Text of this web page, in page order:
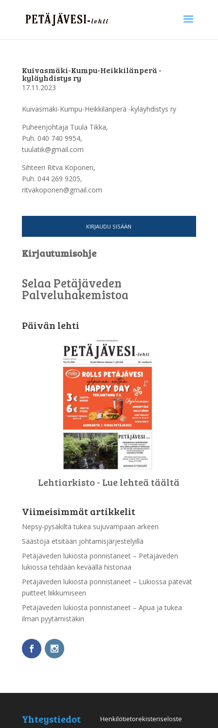
Kuivasmäki-Kumpu-Heikkilänperä -
kyläyhdistys ry
17.11.2023
Kuivasmäki-Kumpu-Heikkilänperä -kyläyhdistys ry
Puheenjohtaja Tuula Tikka,
Puh. 040 740 9954,
tuulatik@gmail.com
Sihteeri Ritva Koponen,
Puh. 044 269 9205,
ritvakoponen@gmail.com
KIRJAUDU SISÄÄN
Kirjautumisohje
Selaa Petäjäveden
Palveluhakemistoa
Päivän lehti
Lehtiarkisto - Lue lehteä täältä
Viimeisimmät artikkelit
Nepsy-pysäkiltä tukea sujuvampaan arkeen
Säästöjä etsitään johtamisjärjestelyillä
Petäjäveden lukiosta ponnistaneet – Petäjäveden
lukiossa tehdään keväällä historiaa
Petäjäveden lukiosta ponnistaneet – Lukiossa pätevät
puitteet liikkumiseen
Petäjäveden lukiosta ponnistaneet – Apua ja tukea
ilman pyytämistäkin
Yhteystiedot Henkilötietorekisteriseloste